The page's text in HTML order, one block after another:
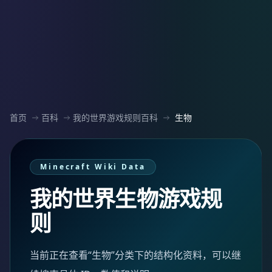
首页 百科 我的世界游戏规则百科 生物
Minecraft Wiki Data
我的世界生物游戏规
则
当前正在查看“生物”分类下的结构化资料，可以继